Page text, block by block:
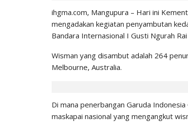
ihgma.com, Mangupura – Hari ini
mengadakan kegiatan penyambutan
Bandara Internasional I Gusti Ngurah Rai
Wisman yang disambut adalah 264
Melbourne, Australia.
Di mana penerbangan Garuda
maskapai nasional yang mengangkut